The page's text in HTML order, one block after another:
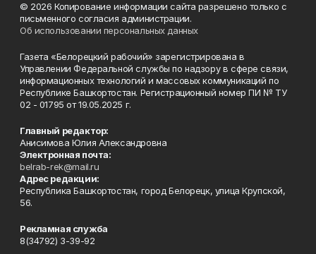
© 2026 Копирование информации сайта разрешено только с
письменного согласия администрации.
Об использовании персональных данных
Газета «Белорецкий рабочий» зарегистрирована в
Управлении Федеральной службы по надзору в сфере связи,
информационных технологий и массовых коммуникаций по
Республике Башкортостан. Регистрационный номер ПИ № ТУ
02 - 01795 от 19.05.2025 г.
Главный редактор:
Анисимова Юлия Александровна
Электронная почта:
belrab-rek@mail.ru
Адрес редакции:
Республика Башкортостан, город Белорецк, улица Крупской,
56.
Рекламная служба
8(34792) 3-39-92